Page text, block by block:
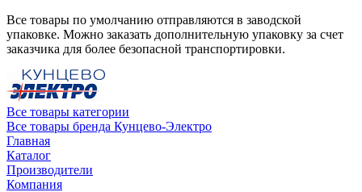
Все товары по умолчанию отправляются в заводской
упаковке. Можно заказать дополнительную упаковку за счет
заказчика для более безопасной транспортировки.
Все товары категории
Все товары бренда Кунцево-Электро
Главная
Каталог
Производители
Компания